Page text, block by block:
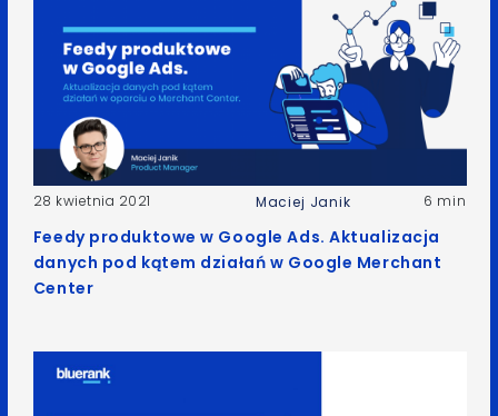
28 kwietnia 2021 Maciej Janik 6 min
Feedy produktowe w Google Ads. Aktualizacja
danych pod kątem działań w Google Merchant
Center